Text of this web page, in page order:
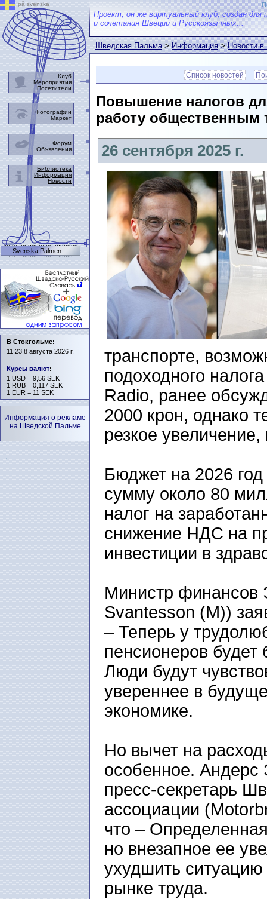
Проект, он же виртуальный клуб, создан для
и сочетания Швеции и Русскоязычных...
Шведская Пальма>Информация>Новости
Список новостей
Повышение налогов
работу общественным
26 сентября 2025 г.
транспорте,
подоходного
Radio, ранее
2000 крон, однако
резкое
Бюджет на 2026
сумму около 80
налог на
снижение НДС на
инвестиции в
Министр финансов
Svantesson (M))
– Теперь у
пенсионеров
Люди будут
увереннее в
экономике.
Но вычет на
особенное. Андерс
пресс-секретарь
ассоциации
что –
но внезапное ее
ухудшить
рынке труда.
på svenska
Клуб
Мероприятия
Посетители
Фотографии
Маркет
Форум
Объявления
Библиотека
Информация
Новости
Svenska Palmen
В Стокгольме:
11:23 8 августа 2026 г.
Курсы валют:
1 USD = 9,56 SEK
1 RUB = 0,117 SEK
1 EUR = 11 SEK
Информация о рекламе
на Шведской Пальме